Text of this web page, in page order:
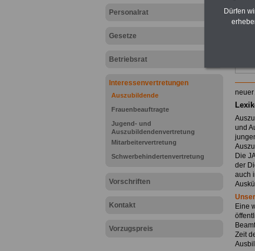
Personalrat
Gesetze
Betriebsrat
Interessenvertretungen
Auszubildende
Frauenbeauftragte
Jugend- und
Auszubildendenvertretung
Mitarbeitervertretung
Schwerbehindertenvertretung
Vorschriften
Kontakt
Vorzugspreis
neuer
und
Die
der
auch
Eine
Zeit
Dürfen